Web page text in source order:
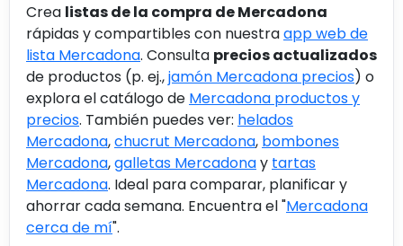
Crea listas de la compra de Mercadona
rápidas y compartibles con nuestraapp web de
lista Mercadona. Consulta precios actualizados
de productos (p. ej.,jamón Mercadona precios) o
explora el catálogo de Mercadona productos y
precios. También puedes ver: helados
Mercadona,chucrut Mercadona, bombones
Mercadona,galletas Mercadonay tartas
Mercadona. Ideal para comparar, planificar y
ahorrar cada semana. Encuentra el "Mercadona
cerca de mí".